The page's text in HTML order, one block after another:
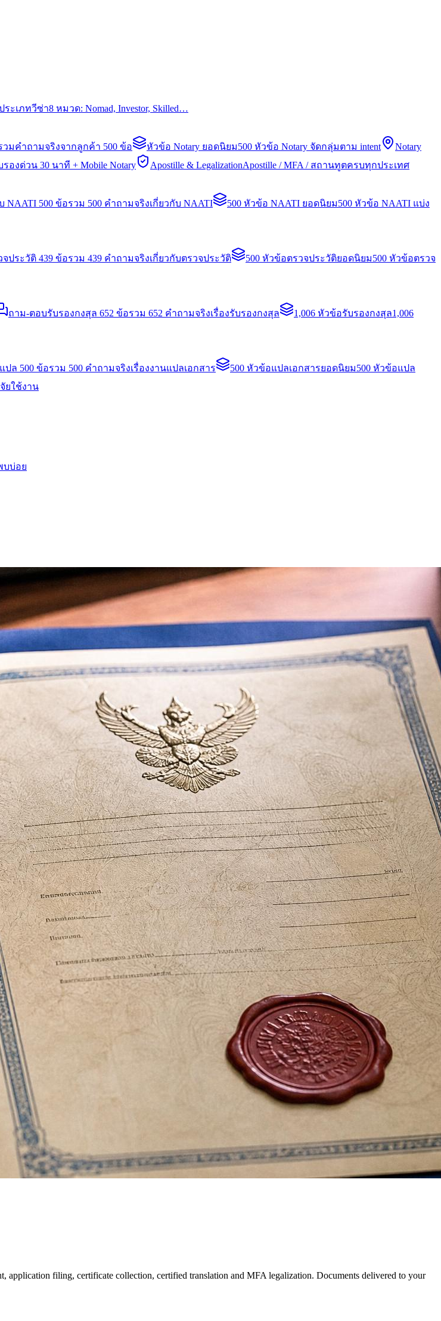
ระเภทวีซ่า8 หมวด: Nomad, Investor, Skilled…
วมคำถามจริงจากลูกค้า 500 ข้อ หัวข้อ Notary ยอดนิยม500 หัวข้อ Notary จัดกลุ่มตาม intent
Notary
รองด่วน 30 นาที + Mobile Notary Apostille & LegalizationApostille / MFA / สถานทูตครบทุกประเทศ
NAATI 500 ข้อรวม 500 คำถามจริงเกี่ยวกับ NAATI 500 หัวข้อ NAATI ยอดนิยม500 หัวข้อ NAATI แบ่ง
ประวัติ 439 ข้อรวม 439 คำถามจริงเกี่ยวกับตรวจประวัติ 500 หัวข้อตรวจประวัติยอดนิยม500 หัวข้อตรวจ
ถาม-ตอบรับรองกงสุล 652 ข้อรวม 652 คำถามจริงเรื่องรับรองกงสุล 1,006 หัวข้อรับรองกงสุล1,006
ปล 500 ข้อรวม 500 คำถามจริงเรื่องงานแปลเอกสาร 500 หัวข้อแปลเอกสารยอดนิยม500 หัวข้อแปล
ยใช้งาน
บบ่อย
filing, certificate collection, certified translation and MFA legalization. Documents delivered to your